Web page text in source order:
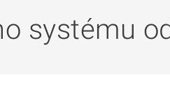
systému